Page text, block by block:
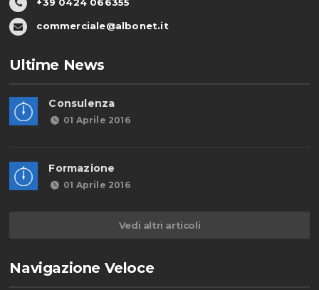
+39 0424 066355
commerciale@albonet.it
Ultime News
Consulenza
01 Aprile 2016
Formazione
01 Aprile 2016
Vedi altri articoli
Navigazione Veloce